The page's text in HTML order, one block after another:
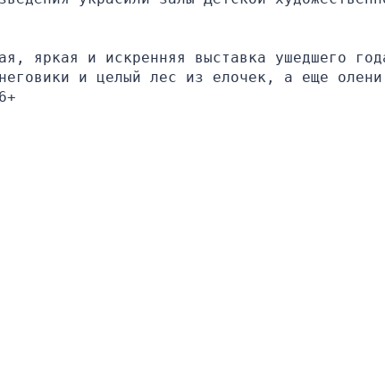
яркая и искренняя выставка ушедшего
и целый лес из елочек, а еще